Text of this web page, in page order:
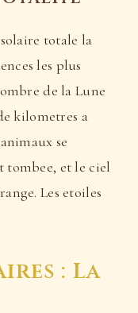
totale la
les plus
de la Lune
kilometres a
se
et le ciel
Les etoiles
: La